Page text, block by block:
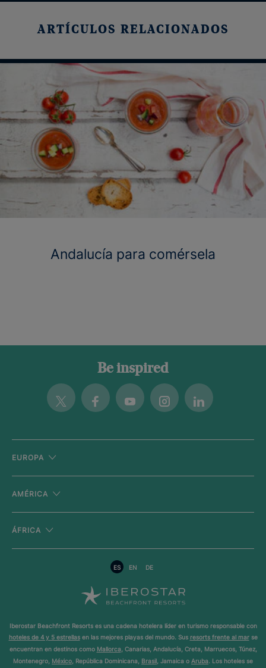
ARTÍCULOS RELACIONADOS
Andalucía para comérsela
Be inspired
Twitter FacebookYoutubeInstagramLinkedin
EUROPA
AMÉRICA
ÁFRICA
ES EN DE
Iberostar Beachfront Resorts es una cadena hotelera líder en turismo responsable con
hoteles de 4 y 5 estrellasen las mejores playas del mundo. Sus resorts frente al marse
encuentran en destinos como Mallorca, Canarias, Andalucía, Creta, Marruecos, Túnez,
Montenegro, México, República Dominicana, Brasil, Jamaica o Aruba. Los hoteles se